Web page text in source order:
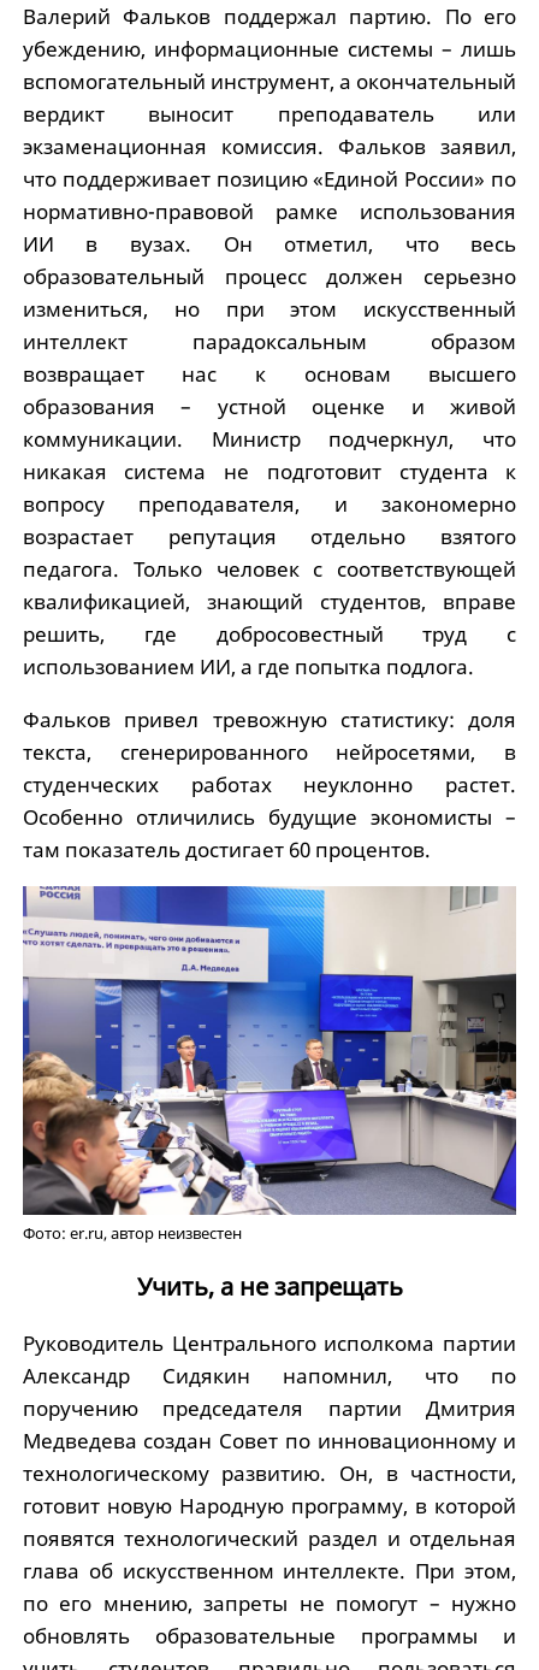
Валерий Фальков поддержал партию. По его
убеждению, информационные системы – лишь
вспомогательный инструмент, а окончательный
вердикт выносит преподаватель или
экзаменационная комиссия. Фальков заявил,
что поддерживает позицию «Единой России» по
нормативно-правовой рамке использования
ИИ в вузах. Он отметил, что весь
образовательный процесс должен серьезно
измениться, но при этом искусственный
интеллект парадоксальным образом
возвращает нас к основам высшего
образования – устной оценке и живой
коммуникации. Министр подчеркнул, что
никакая система не подготовит студента к
вопросу преподавателя, и закономерно
возрастает репутация отдельно взятого
педагога. Только человек с соответствующей
квалификацией, знающий студентов, вправе
решить, где добросовестный труд с
использованием ИИ, а где попытка подлога.
Фальков привел тревожную статистику: доля
текста, сгенерированного нейросетями, в
студенческих работах неуклонно растет.
Особенно отличились будущие экономисты –
там показатель достигает 60 процентов.
Фото: er.ru, автор неизвестен
Учить, а не запрещать
Руководитель Центрального исполкома партии
Александр Сидякин напомнил, что по
поручению председателя партии Дмитрия
Медведева создан Совет по инновационному и
технологическому развитию. Он, в частности,
готовит новую Народную программу, в которой
появятся технологический раздел и отдельная
глава об искусственном интеллекте. При этом,
по его мнению, запреты не помогут – нужно
обновлять образовательные программы и